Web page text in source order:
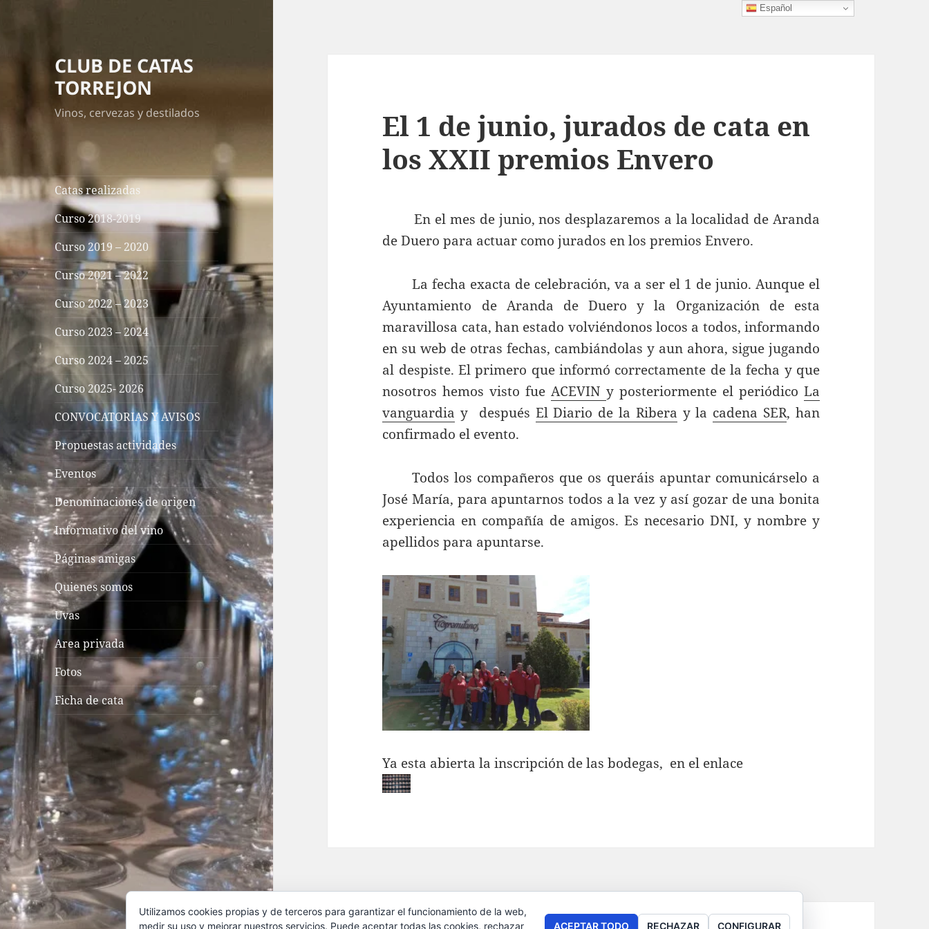
CLUB DE CATAS
TORREJON
Vinos, cervezas y destilados
Catas realizadas
Curso 2018-2019
Curso 2019 – 2020
Curso 2021 – 2022
Curso 2022 – 2023
Curso 2023 – 2024
Curso 2024 – 2025
Curso 2025- 2026
CONVOCATORIAS Y AVISOS
Propuestas actividades
Eventos
Denominaciones de origen
Informativo del vino
Páginas amigas
Quienes somos
Uvas
Area privada
Fotos
Ficha de cata
El 1 de junio, jurados de cata en
los XXII premios Envero
En el mes de junio, nos desplazaremos a la localidad de Aranda
de Duero para actuar como jurados en los premios Envero.
La fecha exacta de celebración, va a ser el 1 de junio. Aunque el
Ayuntamiento de Aranda de Duero y la Organización de esta
maravillosa cata, han estado volviéndonos locos a todos, informando
en su web de otras fechas, cambiándolas y aun ahora, sigue jugando
al despiste. El primero que informó correctamente de la fecha y que
nosotros hemos visto fueACEVINy posteriormente el periódico La
vanguardia y después El Diario de la Ribera y la cadena SER, han
confirmado el evento.
Todos los compañeros que os queráis apuntar comunicárselo a
José María, para apuntarnos todos a la vez y así gozar de una bonita
experiencia en compañía de amigos. Es necesario DNI, y nombre y
apellidos para apuntarse.
Ya esta abierta la inscripción de las bodegas, en el enlace
Español
Utilizamos cookies propias y de terceros para garantizar el funcionamiento de la web,
medir su uso y mejorar nuestros servicios. Puede aceptar todas las cookies, rechazar
ACEPTAR TODO RECHAZAR CONFIGURAR